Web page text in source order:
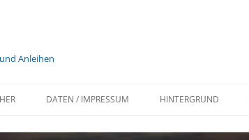
Anleihen
DATEN / IMPRESSUM HINTERGRUND